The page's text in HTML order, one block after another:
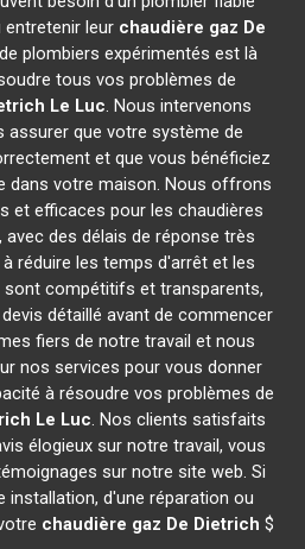
entretenir leur chaudière gaz De
plombiers expérimentés est là
tous vos problèmes de
Le Luc. Nous intervenons
assurer que votre système de
et que vous bénéficiez
dans votre maison. Nous offrons
et efficaces pour les chaudières
, avec des délais de réponse très
réduire les temps d'arrêt et les
compétitifs et transparents,
détaillé avant de commencer
fiers de notre travail et nous
nos services pour vous donner
à résoudre vos problèmes de
Le Luc. Nos clients satisfaits
élogieux sur notre travail, vous
sur notre site web. Si
installation, d'une réparation ou
chaudière gaz De Dietrich $